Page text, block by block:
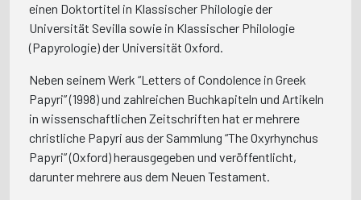
einen Doktortitel in Klassischer Philologie der
Universität Sevilla sowie in Klassischer Philologie
(Papyrologie) der Universität Oxford.
Neben seinem Werk “Letters of Condolence in Greek
Papyri” (1998) und zahlreichen Buchkapiteln und Artikeln
in wissenschaftlichen Zeitschriften hat er mehrere
christliche Papyri aus der Sammlung “The Oxyrhynchus
Papyri” (Oxford) herausgegeben und veröffentlicht,
darunter mehrere aus dem Neuen Testament.